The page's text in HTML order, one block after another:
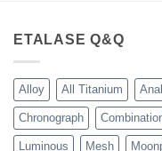
ETALASE Q&Q
Alloy All Titanium
Chronograph
Luminous Mesh